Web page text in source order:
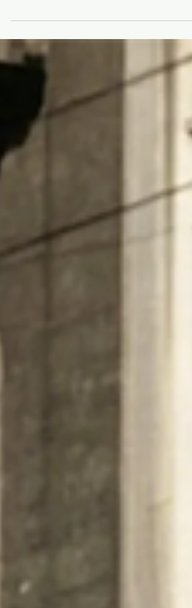
QUE HABLEN OTRAS PARTES DE MÍ Por la
vida de Gloria, una actriz apócrifa de los años
dorados del cine argentino. Vestigios que se
despliegan cada vez que Gloria hace carne
recuerdos, los invoca, los sobrevuela, se
regodea, escarba en ellos y vuelve a andar
errante. Vemos a una Gloria niña, vulnerada
el maltrato de su madre; una joven actriz que
conoce el éxito de la mano de su director y
único